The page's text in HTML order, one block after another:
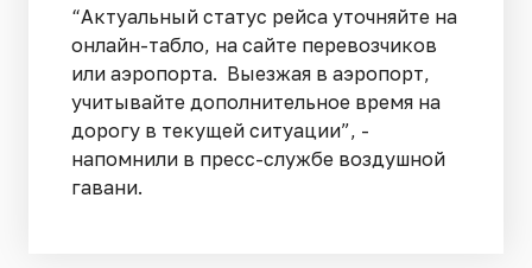
“Актуальный статус рейса уточняйте на
онлайн-табло, на сайте перевозчиков
или аэропорта. Выезжая в аэропорт,
учитывайте дополнительное время на
дорогу в текущей ситуации”, -
напомнили в пресс-службе воздушной
гавани.